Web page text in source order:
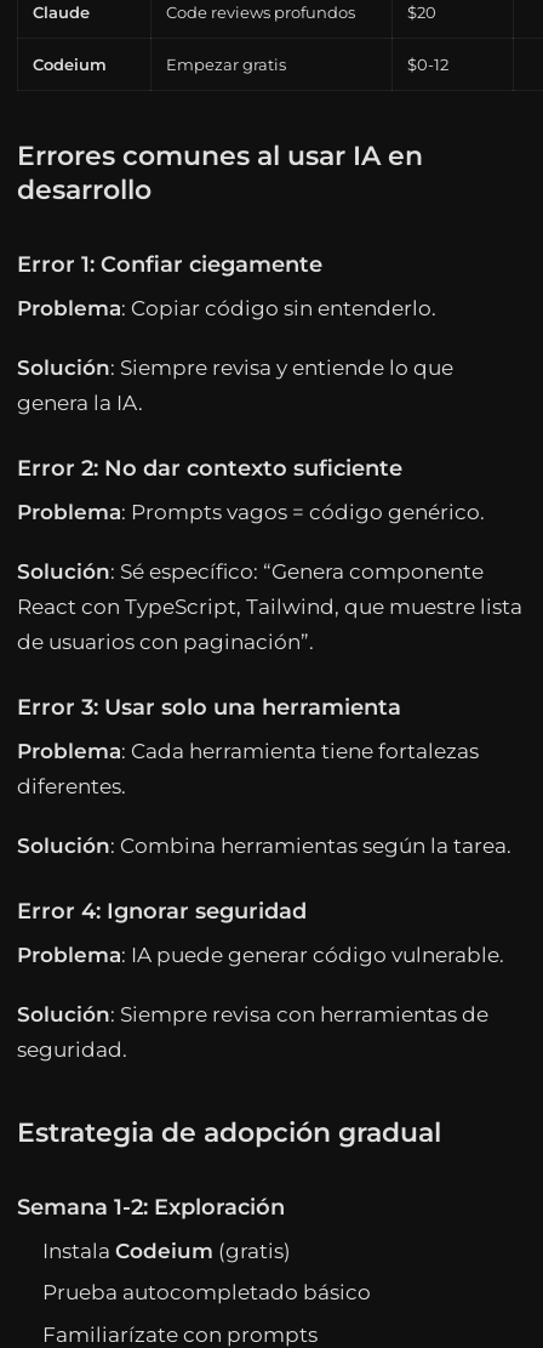
Claude Code reviews profundos $20
Codeium Empezar gratis $0-12
Errores comunes al usar IA en
desarrollo
Error 1: Confiar ciegamente
Problema: Copiar código sin entenderlo.
Solución: Siempre revisa y entiende lo que
genera la IA.
Error 2: No dar contexto suficiente
Problema: Prompts vagos = código genérico.
Solución: Sé específico: “Genera componente
React con TypeScript, Tailwind, que muestre lista
de usuarios con paginación”.
Error 3: Usar solo una herramienta
Problema: Cada herramienta tiene fortalezas
diferentes.
Solución: Combina herramientas según la tarea.
Error 4: Ignorar seguridad
Problema: IA puede generar código vulnerable.
Solución: Siempre revisa con herramientas de
seguridad.
Estrategia de adopción gradual
Semana 1-2: Exploración
InstalaCodeium (gratis)
Prueba autocompletado básico
Familiarízate con prompts